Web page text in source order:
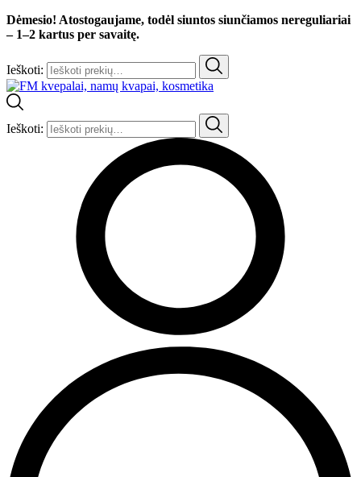
Dėmesio! Atostogaujame, todėl siuntos siunčiamos nereguliariai
– 1–2 kartus per savaitę.
Ieškoti:
Ieškoti: